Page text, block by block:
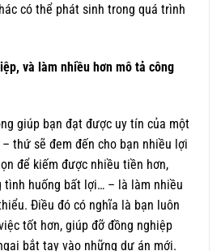
có thể phát sinh trong quá trình
và làm nhiều hơn mô tả công
giúp bạn đạt được uy tín của một
thứ sẽ đem đến cho bạn nhiều lợi
để kiếm được nhiều tiền hơn,
tình huống bất lợi… – là làm nhiều
Điều đó có nghĩa là bạn luôn
tốt hơn, giúp đỡ đồng nghiệp
bắt tay vào những dự án mới.